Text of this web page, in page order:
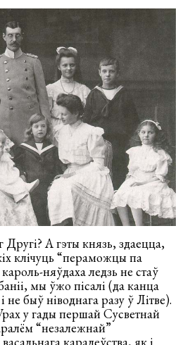
А гэты князь, здаецца,
клічуць “пераможцы па
няўдаха ледзь не стаў
мы ўжо пісалі (да канца
быў ніводнага разу ў Літве).
у гады першай Сусветнай
“незалежнай”